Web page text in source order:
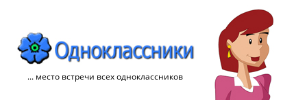
... место встречи всех одноклассников